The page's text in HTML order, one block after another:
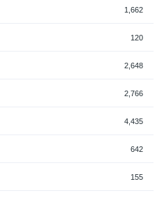
1,662
120
2,648
2,766
4,435
642
155